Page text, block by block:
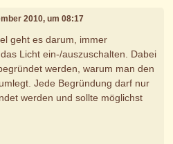
2010, um 08:17
geht es darum, immer
Licht ein-/auszuschalten. Dabei
werden, warum man den
Jede Begründung darf nur
werden und sollte möglichst